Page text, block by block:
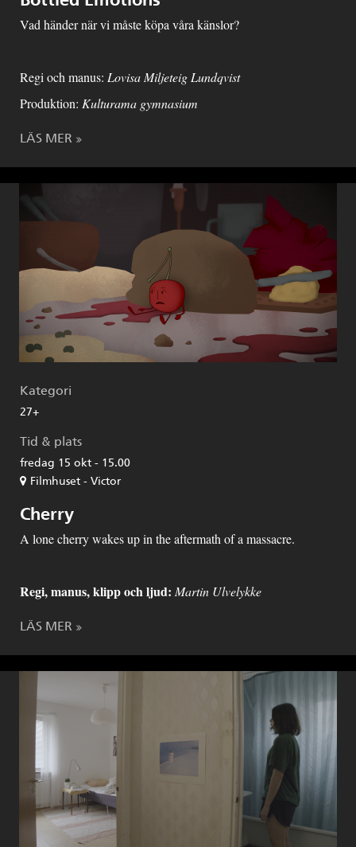
Vad händer när vi måste köpa våra känslor?
Regi och manus: Lovisa Miljeteig Lundqvist
Produktion: Kulturama gymnasium
LÄS MER
Kategori
27+
Tid & plats
fredag 15 okt - 15.00
Filmhuset - Victor
Cherry
A lone cherry wakes up in the aftermath of a massacre.
Regi, manus, klipp och ljud: Martin Ulvelykke
LÄS MER